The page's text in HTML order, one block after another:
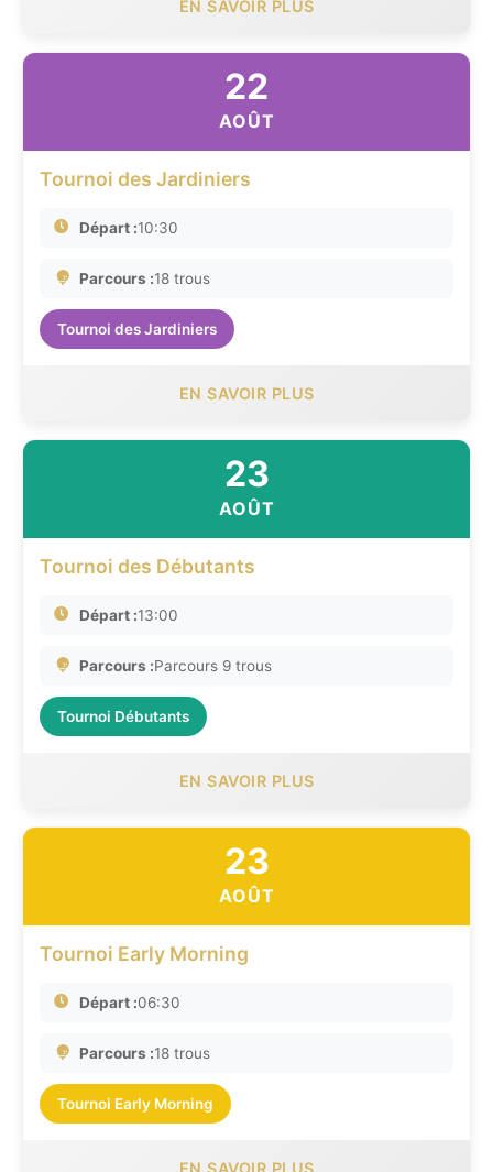
EN SAVOIR PLUS
22
AOÛT
Tournoi des Jardiniers
Départ :10:30
Parcours :18 trous
Tournoi des Jardiniers
EN SAVOIR PLUS
23
AOÛT
Tournoi des Débutants
Départ :13:00
Parcours :Parcours 9 trous
Tournoi Débutants
EN SAVOIR PLUS
23
AOÛT
Tournoi Early Morning
Départ :06:30
Parcours :18 trous
Tournoi Early Morning
EN SAVOIR PLUS